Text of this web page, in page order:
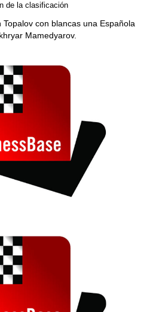
de la clasificación
Topalov con blancas una Española
Mamedyarov.